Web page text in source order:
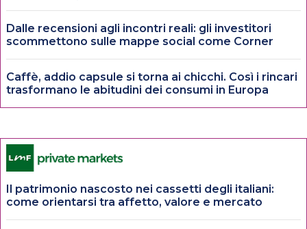
Dalle recensioni agli incontri reali: gli investitori
scommettono sulle mappe social come Corner
Caffè, addio capsule si torna ai chicchi. Così i rincari
trasformano le abitudini dei consumi in Europa
Il patrimonio nascosto nei cassetti degli italiani:
come orientarsi tra affetto, valore e mercato